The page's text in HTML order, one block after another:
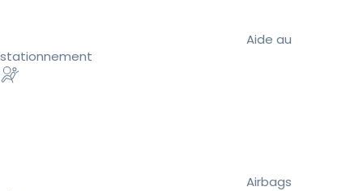
Aide au
stationnement
Airbags